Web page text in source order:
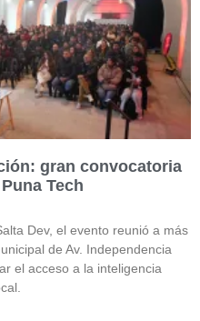
gran convocatoria
Tech
Dev, el evento reunió a más
de Av. Independencia
el acceso a la inteligencia